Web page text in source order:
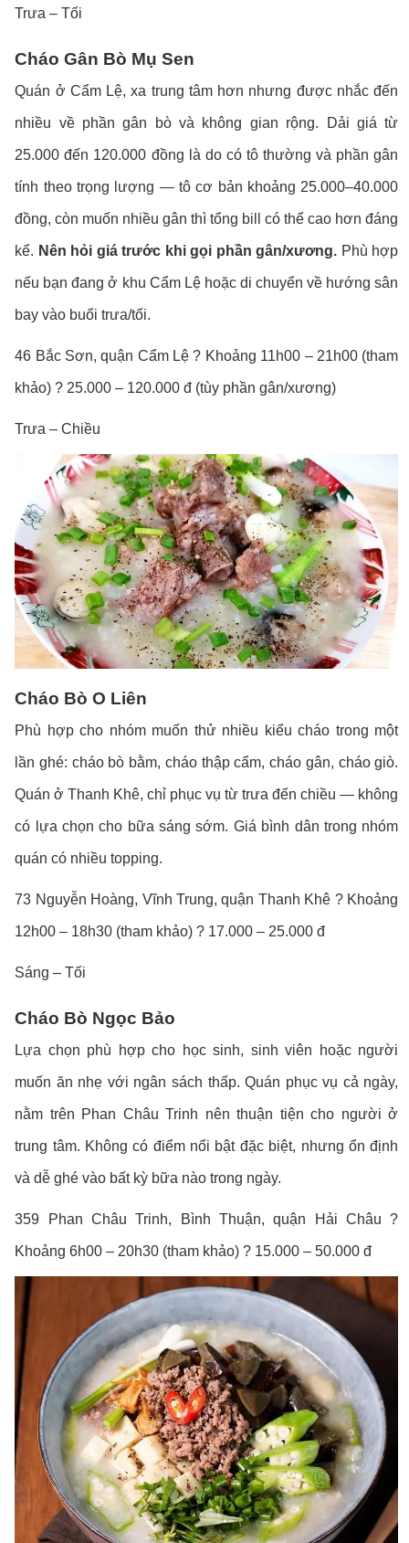
Trưa – Tối
Cháo Gân Bò Mụ Sen
Quán ở Cẩm Lệ, xa trung tâm hơn nhưng được nhắc đến
nhiều về phần gân bò và không gian rộng. Dải giá từ
25.000 đến 120.000 đồng là do có tô thường và phần gân
tính theo trọng lượng — tô cơ bản khoảng 25.000–40.000
đồng, còn muốn nhiều gân thì tổng bill có thể cao hơn đáng
kể. Nên hỏi giá trước khi gọi phần gân/xương. Phù hợp
nếu bạn đang ở khu Cẩm Lệ hoặc di chuyển về hướng sân
bay vào buổi trưa/tối.
46 Bắc Sơn, quận Cẩm Lệ ? Khoảng 11h00 – 21h00 (tham
khảo) ? 25.000 – 120.000 đ (tùy phần gân/xương)
Trưa – Chiều
Cháo Bò O Liên
Phù hợp cho nhóm muốn thử nhiều kiểu cháo trong một
lần ghé: cháo bò bằm, cháo thập cẩm, cháo gân, cháo giò.
Quán ở Thanh Khê, chỉ phục vụ từ trưa đến chiều — không
có lựa chọn cho bữa sáng sớm. Giá bình dân trong nhóm
quán có nhiều topping.
73 Nguyễn Hoàng, Vĩnh Trung, quận Thanh Khê ? Khoảng
12h00 – 18h30 (tham khảo) ? 17.000 – 25.000 đ
Sáng – Tối
Cháo Bò Ngọc Bảo
Lựa chọn phù hợp cho học sinh, sinh viên hoặc người
muốn ăn nhẹ với ngân sách thấp. Quán phục vụ cả ngày,
nằm trên Phan Châu Trinh nên thuận tiện cho người ở
trung tâm. Không có điểm nổi bật đặc biệt, nhưng ổn định
và dễ ghé vào bất kỳ bữa nào trong ngày.
359 Phan Châu Trinh, Bình Thuận, quận Hải Châu ?
Khoảng 6h00 – 20h30 (tham khảo) ? 15.000 – 50.000 đ